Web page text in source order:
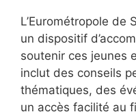
L’Eurométropole de
un dispositif
soutenir ces jeunes
inclut des conseils
thématiques, des
un accès facilité au